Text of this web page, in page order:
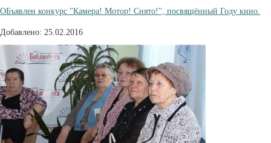
ОБъявлен конкурс "Камера! Мотор! Снято!", посвящённый Году кино.
Добавлено: 25.02.2016